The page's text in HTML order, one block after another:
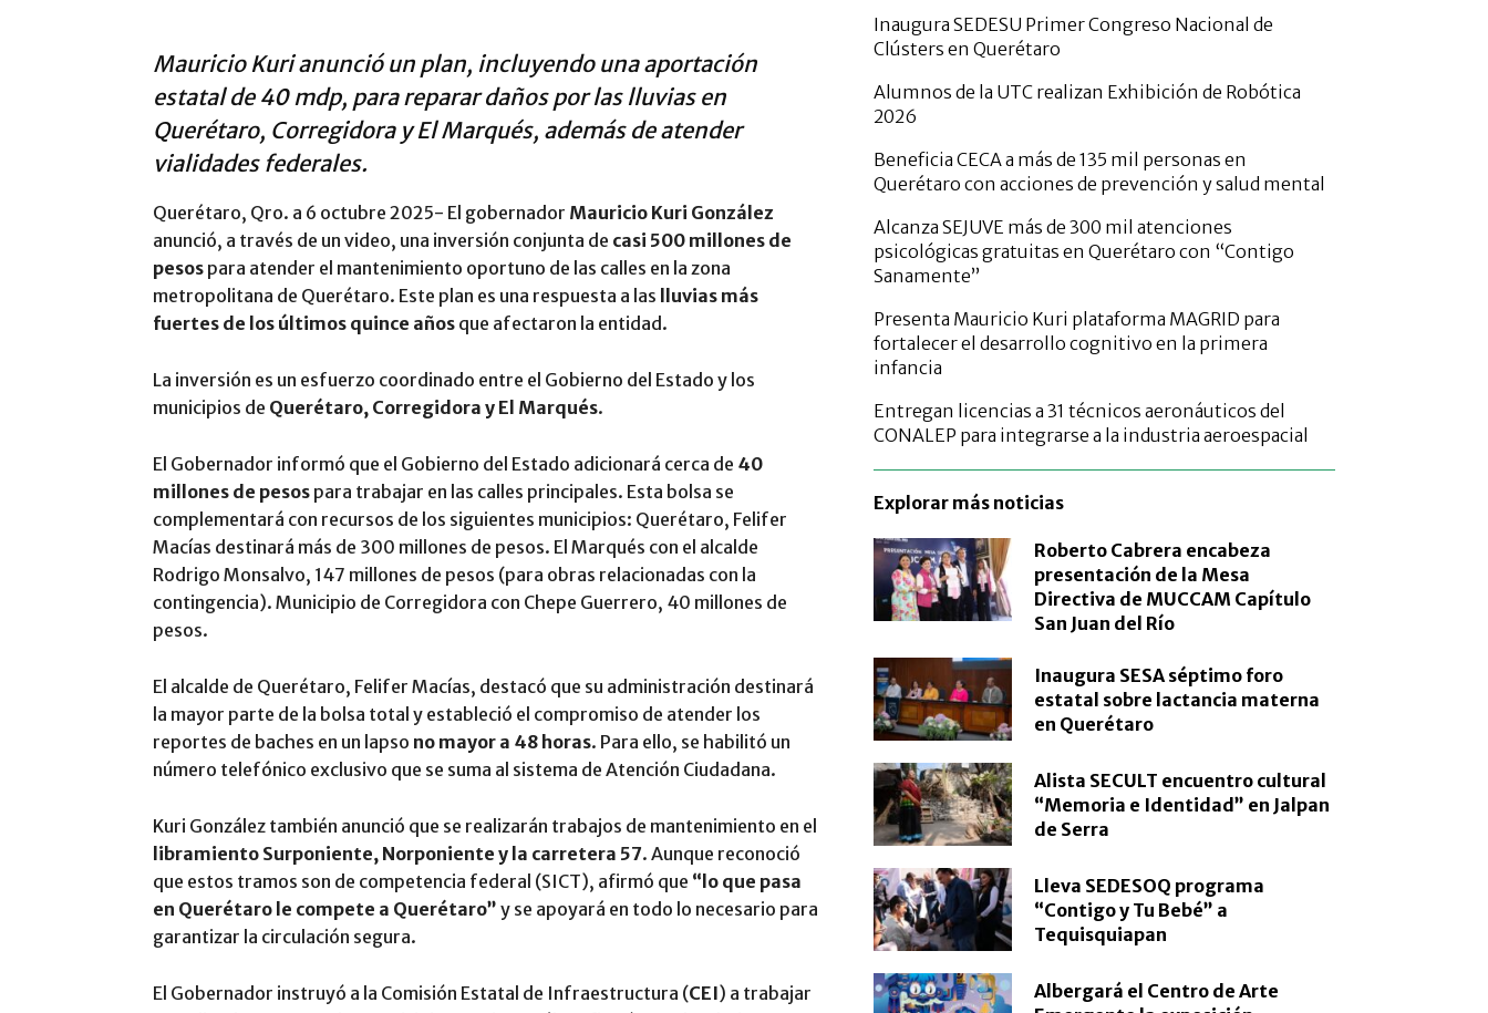
Mauricio Kuri anunció un plan, incluyendo una aportación
estatal de 40 mdp, para reparar daños por las lluvias en
Querétaro, Corregidora y El Marqués, además de atender
vialidades federales.
Querétaro, Qro. a 6 octubre 2025- El gobernador Mauricio Kuri González
anunció, a través de un video, una inversión conjunta de casi 500 millones de
pesos para atender el mantenimiento oportuno de las calles en la zona
metropolitana de Querétaro. Este plan es una respuesta a las
lluvias más
fuertes de los últimos quince años que afectaron la entidad.
La inversión es un esfuerzo coordinado entre el Gobierno del Estado y los
municipios de Querétaro, Corregidora y El Marqués.
El Gobernador informó que el Gobierno del Estado adicionará cerca de 40
millones de pesos para trabajar en las calles principales. Esta bolsa se
complementará con recursos de los siguientes municipios: Querétaro, Felifer
Macías destinará más de 300 millones de pesos. El Marqués con el alcalde
Rodrigo Monsalvo, 147 millones de pesos (para obras relacionadas con la
contingencia). Municipio de Corregidora con Chepe Guerrero, 40 millones de
pesos.
El alcalde de Querétaro, Felifer Macías, destacó que su administración destinará
la mayor parte de la bolsa total y estableció el compromiso de atender los
reportes de baches en un lapso no mayor a 48 horas. Para ello, se habilitó un
número telefónico exclusivo que se suma al sistema de Atención Ciudadana.
Kuri González también anunció que se realizarán trabajos de mantenimiento en el
libramiento Surponiente, Norponiente y la carretera 57. Aunque reconoció
que estos tramos son de competencia federal (SICT), afirmó que “lo que pasa
en Querétaro le compete a Querétaro” y se apoyará en todo lo necesario para
garantizar la circulación segura.
El Gobernador instruyó a la Comisión Estatal de Infraestructura (CEI) a trabajar
Inaugura SEDESU Primer Congreso Nacional de
Clústers en Querétaro
Alumnos de la UTC realizan Exhibición de Robótica
2026
Beneficia CECA a más de 135 mil personas en
Querétaro con acciones de prevención y salud mental
Alcanza SEJUVE más de 300 mil atenciones
psicológicas gratuitas en Querétaro con “Contigo
Sanamente”
Presenta Mauricio Kuri plataforma MAGRID para
fortalecer el desarrollo cognitivo en la primera
infancia
Entregan licencias a 31 técnicos aeronáuticos del
CONALEP para integrarse a la industria aeroespacial
Explorar más noticias
Roberto Cabrera encabeza
presentación de la Mesa
Directiva de MUCCAM Capítulo
San Juan del Río
Inaugura SESA séptimo foro
estatal sobre lactancia materna
en Querétaro
Alista SECULT encuentro cultural
“Memoria e Identidad” en Jalpan
de Serra
Lleva SEDESOQ programa
“Contigo y Tu Bebé” a
Tequisquiapan
Albergará el Centro de Arte